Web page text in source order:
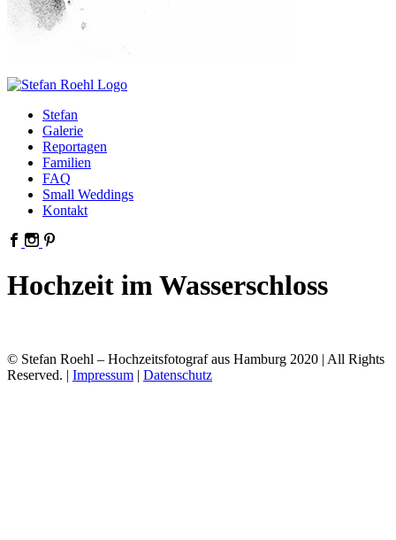
Stefan
Galerie
Reportagen
Familien
FAQ
Small Weddings
Kontakt
Hochzeit im Wasserschloss
© Stefan Roehl – Hochzeitsfotograf aus Hamburg 2020 | All Rights
Reserved. | Impressum | Datenschutz